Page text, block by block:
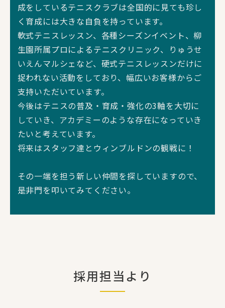
成をしているテニスクラブは全国的に見ても珍し
く育成には大きな自負を持っています。
軟式テニスレッスン、各種シーズンイベント、柳
生園所属プロによるテニスクリニック、りゅうせ
いえんマルシェなど、硬式テニスレッスンだけに
捉われない活動をしており、幅広いお客様からご
支持いただいています。
今後はテニスの普及・育成・強化の3軸を大切に
していき、アカデミーのような存在になっていき
たいと考えています。
将来はスタッフ達とウィンブルドンの観戦に！
その一端を担う新しい仲間を探していますので、
是非門を叩いてみてください。
採用担当より